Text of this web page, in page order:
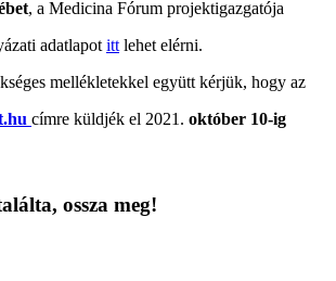
, a Medicina Fórum projektigazgatója
adatlapot itt lehet elérni.
mellékletekkel együtt kérjük, hogy az
címre küldjék el 2021. október 10-ig
ossza meg!